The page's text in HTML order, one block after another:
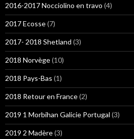
2016-2017 Nocciolino en travo (4)
2017 Ecosse(7)
2017- 2018 Shetland (3)
2018 Norvège(10)
2018 Pays-Bas (1)
2018 Retour en France(2)
2019 1 Morbihan Galicie Portugal (3)
2019 2 Madère(3)